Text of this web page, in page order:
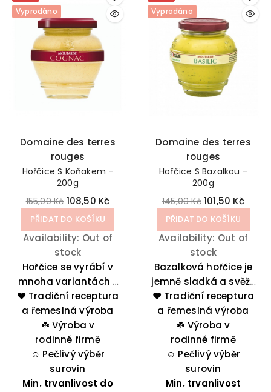
Vyprodáno
Domaine des terres
rouges
Hořčice S Koňakem -
200g
155,00 Kč 108,50 Kč
PŘIDAT DO KOŠÍKU
Availability: Out of
stock
Hořčice se vyrábí v
mnoha variantách z
aromatických
hořčičných semen.
Verze s koňakem
(cognac) přináší
bohatou, jemně
sladkou chuť, která
dokonale doplňuje bílé
❤️ Tradiční receptura
a řemeslná výroba
☘️ Výroba v
rodinné firmě
☺️ Pečlivý výběr
surovin
Min. trvanlivost do
Vyprodáno
Domaine des terres
rouges
Hořčice S Bazalkou -
200g
145,00 Kč 101,50 Kč
PŘIDAT DO KOŠÍKU
Availability: Out of
stock
Bazalková hořčice je
jemně sladká a svěží,
s aromatickými tóny,
které připomínají
středomořskou
kuchyni.
❤️ Tradiční receptura
a řemeslná výroba
☘️ Výroba v
rodinné firmě
☺️ Pečlivý výběr
surovin
Min. trvanlivost